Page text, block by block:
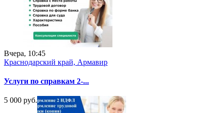
Вчера, 10:45
Краснодарский край, Армавир
Услуги по справкам 2-...
5 000 руб.